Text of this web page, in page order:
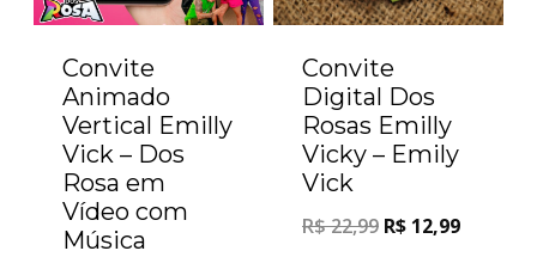
Convite
Animado
Vertical Emilly
Vick – Dos
Rosa em
Vídeo com
Música
Convite
Digital Dos
Rosas Emilly
Vicky – Emily
Vick
R$22,99 R$ 12,99